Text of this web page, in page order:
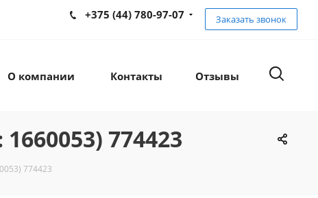
+375 (44) 780-97-07 Заказать звонок
О компании Контакты Отзывы
774423
774423